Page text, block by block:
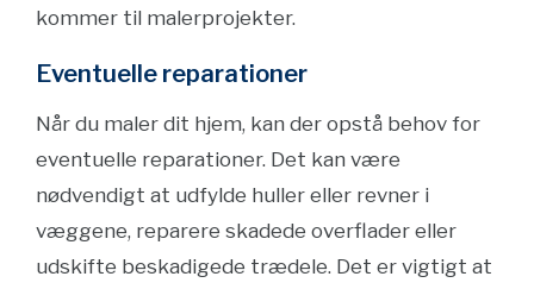
kommer til malerprojekter.
Eventuelle reparationer
Når du maler dit hjem, kan der opstå behov for
eventuelle reparationer. Det kan være
nødvendigt at udfylde huller eller revner i
væggene, reparere skadede overflader eller
udskifte beskadigede trædele. Det er vigtigt at